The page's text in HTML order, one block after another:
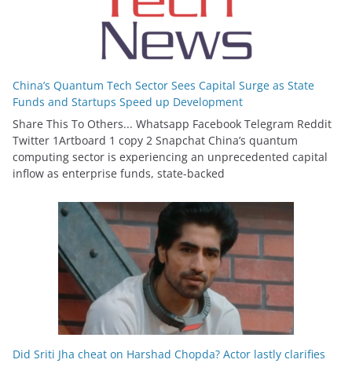
China’s Quantum Tech Sector Sees Capital Surge as State
Funds and Startups Speed up Development
Share This To Others... Whatsapp Facebook Telegram Reddit
Twitter 1Artboard 1 copy 2 Snapchat China’s quantum
computing sector is experiencing an unprecedented capital
inflow as enterprise funds, state-backed
Did Sriti Jha cheat on Harshad Chopda? Actor lastly clarifies